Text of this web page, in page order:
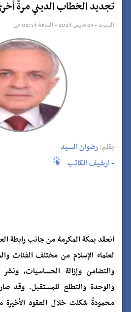
تجديد الخطاب الديني مرةً
السبت - 23 مارس 2024 - الساعة 02:54 ص
بقلم:رضوان السيد
- ارشيف الكاتب
انعقد بمكة المكرمة من جانب رابطة
لعلماء الإسلام من مختلف الفئات
والتضامن وإزالة الحساسيات،
والوحدة والتطلع للمستقبل. وقد
محمودةً شكلت خلال العقود